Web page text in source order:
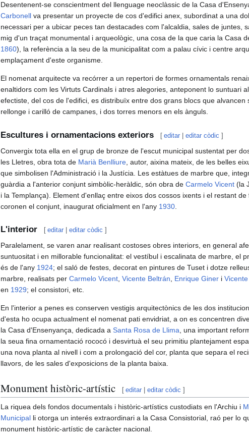
Desentenent-se conscientment del llenguage neoclàssic de la Casa
Carbonell va presentar un proyecte de cos d'edifici anex, subordinat a una
necessari per a ubicar peces tan destacades com l'alcaldia, sales de juntes,
mig d'un traçat monumental i arqueològic, una cosa de la que caria la Casa
1860), la referència a la seu de la municipalitat com a palau cívic i centre
emplaçament d'este organisme.
El nomenat arquitecte va recórrer a un repertori de formes ornamentals
enaltidors com les Virtuts Cardinals i atres alegories, anteponent lo suntuari
efectiste, del cos de l'edifici, es distribuïx entre dos grans blocs que
rellonge i carilló de campanes, i dos torres menors en els ànguls.
Escultures i ornamentacions exteriors [ editar |editar còdic ]
Convergix tota ella en el grup de bronze de l'escut municipal sustentat per
les Lletres, obra tota de Marià Benlliure , autor, aixina mateix, de les belles
que simbolisen l'Administració i la Justícia. Les estàtues de marbre que,
guàrdia a l'anterior conjunt simbòlic-heràldic, són obra de Carmelo Vicent (la
i la Templança). Element d'enllaç entre eixos dos cossos ixents i el restant
coronen el conjunt, inaugurat oficialment en l'any 1930
L'interior [ editar |editar còdic ]
Paralelament, se varen anar realisant costoses obres interiors, en general
suntuositat i en millorable funcionalitat: el vestíbul i escalinata de marbre, el
és de l'any 1924; el saló de festes, decorat en pintures de Tuset i dotze
marbre, realisats per Carmelo Vicent Vicente Beltrán Enrique Giner i
en 1929; el consistori, etc.
En l'interior a penes es conserven vestigis arquitectònics de les dos
d'esta ho ocupa actualment el nomenat pati envidriat, a on es concentren
la Casa d'Ensenyança, dedicada a Santa Rosa de Llima , una important
la seua fina ornamentació rococó i desvirtuà el seu primitiu plantejament
una nova planta al nivell i com a prolongació del cor, planta que separa el
llavors, de les sales d'exposicions de la planta baixa.
Monument històric-artístic [ editar |editar còdic ]
La riquea dels fondos documentals i històric-artístics custodiats en l'Archiu i
Municipal li otorga un interés extraordinari a la Casa Consistorial, raó per lo
monument històric-artístic de caràcter nacional.